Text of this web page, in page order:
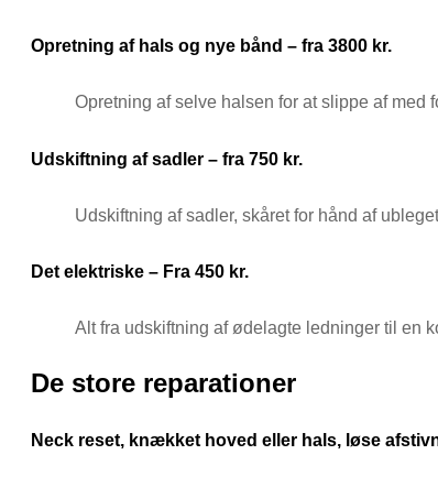
Opretning af hals og nye bånd – fra 3800 kr.
Opretning af selve halsen for at slippe af med
Udskiftning af sadler – fra 750 kr.
Udskiftning af sadler, skåret for hånd af
Det elektriske – Fra 450 kr.
Alt fra udskiftning af ødelagte ledninger til en
De store reparationer
Neck reset, knækket hoved eller hals, løse